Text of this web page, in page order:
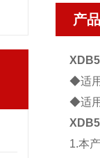
产
◆适
◆适
1.本